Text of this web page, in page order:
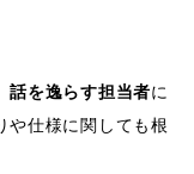
話を逸らす担当者に
や仕様に関しても根